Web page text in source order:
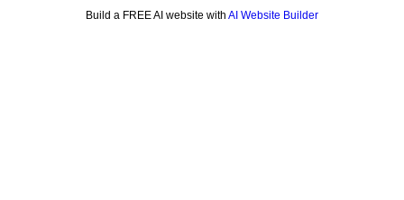
Build a FREE AI website with AI Website Builder